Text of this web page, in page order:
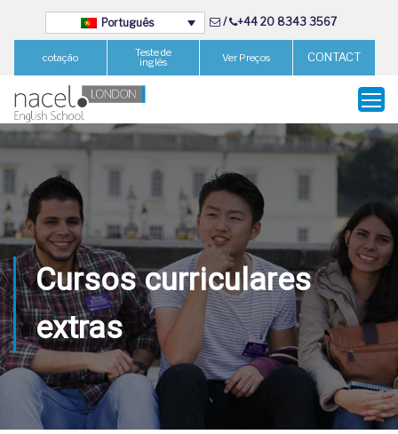
Português / +44 20 8343 3567
cotação Teste de
inglês Ver Preços CONTACT
Cursos curriculares
extras